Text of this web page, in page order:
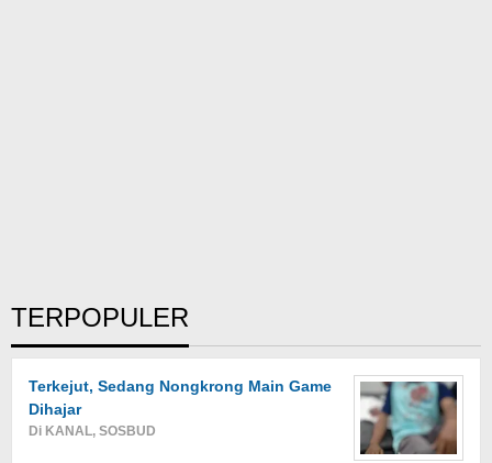
TERPOPULER
Terkejut, Sedang Nongkrong Main Game
Dihajar
Di KANAL, SOSBUD